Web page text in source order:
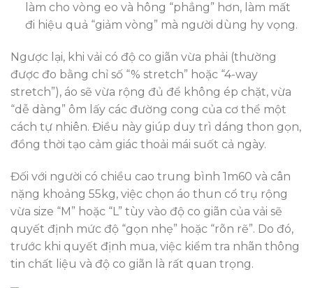
làm cho vòng eo và hông “phẳng” hơn, làm mất
đi hiệu quả “giảm vòng” mà người dùng hy vọng.
Ngược lại, khi vải có độ co giãn vừa phải (thường
được đo bằng chỉ số “% stretch” hoặc “4-way
stretch”), áo sẽ vừa rộng đủ để không ép chặt, vừa
“dễ dàng” ôm lấy các đường cong của cơ thể một
cách tự nhiên. Điều này giúp duy trì dáng thon gọn,
đồng thời tạo cảm giác thoải mái suốt cả ngày.
Đối với người có chiều cao trung bình 1m60 và cân
nặng khoảng 55kg, việc chọn áo thun cổ trụ rộng
vừa size “M” hoặc “L” tùy vào độ co giãn của vải sẽ
quyết định mức độ “gọn nhẹ” hoặc “rõn rẽ”. Do đó,
trước khi quyết định mua, việc kiểm tra nhãn thông
tin chất liệu và độ co giãn là rất quan trọng.